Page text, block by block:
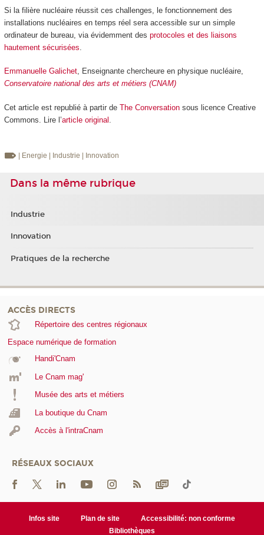
Si la filière nucléaire réussit ces challenges, le fonctionnement des
installations nucléaires en temps réel sera accessible sur un simple
ordinateur de bureau, via évidemment des protocoles et des liaisons
hautement sécurisées
Emmanuelle Galichet, Enseignante chercheure en physique nucléaire,
Conservatoire national des arts et métiers (CNAM)
Cet article est republié à partir de The Conversationsous licence Creative
Commons. Lire l’article original
| Energie | Industrie | Innovation
Dans la même rubrique
Industrie
Innovation
Pratiques de la recherche
ACCÈS DIRECTS
Répertoire des centres régionaux
Espace numérique de formation
Handi'Cnam
Le Cnam mag'
Musée des arts et métiers
La boutique du Cnam
Accès à l'intraCnam
RÉSEAUX SOCIAUX
Infos site Plan de site
Accessibilité: non conforme
Bibliothèques